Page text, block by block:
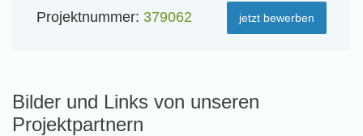
Projektnummer: 379062 jetzt bewerben
Bilder und Links von unseren
Projektpartnern